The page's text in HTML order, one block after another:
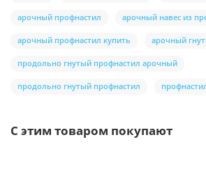
арочный профнастил арочный навес из
арочный профнастил купить арочный
продольно гнутый профнастил арочный
продольно гнутый профнастил
С этим товаром покупают